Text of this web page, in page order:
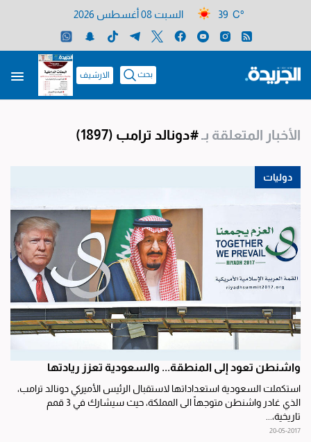
39 C° السبت 08 أغسطس 2026
بحث الارشيف
الأخبار المتعلقة بـ#دونالد ترامب (1897)
دوليات
واشنطن تعود إلى المنطقة... والسعودية تعزز ريادتها
استكملت السعودية استعداداتها لاستقبال الرئيس الأميركي دونالد ترامب،
الذي غادر واشنطن متوجهاً الى المملكة، حيث سيشارك في 3 قمم
تاريخية،...
20-05-2017